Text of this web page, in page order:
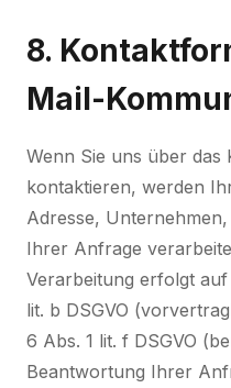
8.
Mail-
Wenn Sie uns über
kontaktieren, werden
Adresse,
Ihrer Anfrage
Verarbeitung erfolgt
lit. b DSGVO
6 Abs. 1 lit. f DSGVO
Beantwortung Ihrer